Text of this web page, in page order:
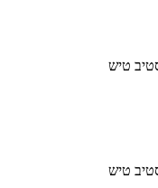
טיש
טיש